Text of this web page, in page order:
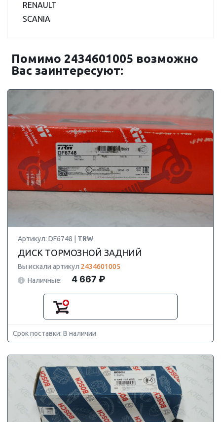
RENAULT
SCANIA
Помимо 2434601005 возможно
Вас заинтересуют:
Артикул: DF6748 | TRW
ДИСК ТОРМОЗНОЙ ЗАДНИЙ
Вы искали артикул 2434601005
Наличные:
4 667 ₽
Срок поставки: В наличии